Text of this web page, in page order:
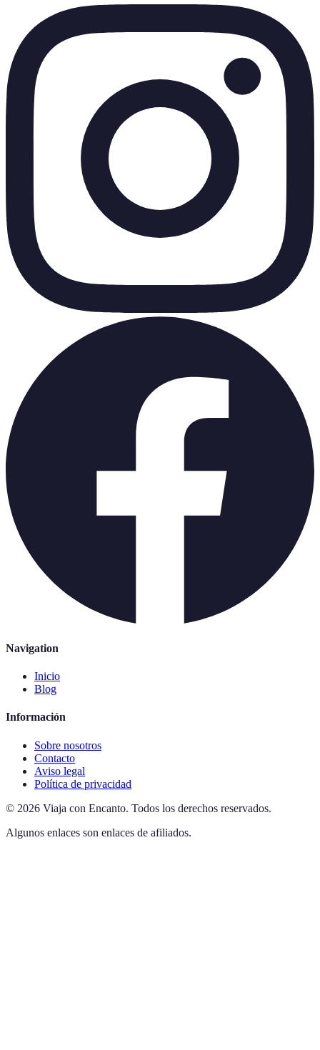
Navigation
Inicio
Blog
Información
Sobre nosotros
Contacto
Aviso legal
Política de privacidad
© 2026 Viaja con Encanto. Todos los derechos reservados.
Algunos enlaces son enlaces de afiliados.